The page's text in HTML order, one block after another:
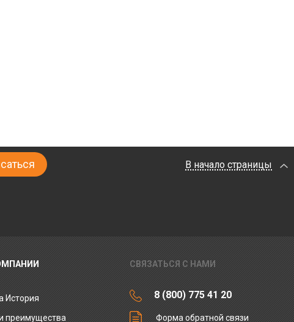
В начало страницы
История
преимущества
СВЯЗАТЬСЯ С НАМИ
8 (800) 775 41 20
Форма обратной связи